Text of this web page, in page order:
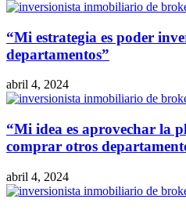
“Mi estrategia es poder
departamentos”
abril 4, 2024
“Mi idea es aprovechar la
comprar otros
abril 4, 2024